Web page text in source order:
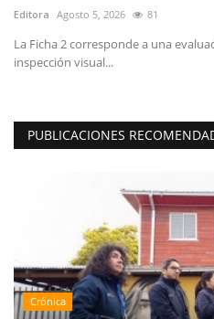
Editora Agosto 5, 2026 81
La Ficha 2 corresponde a una
inspección visual...
PUBLICACIONES
Crónica